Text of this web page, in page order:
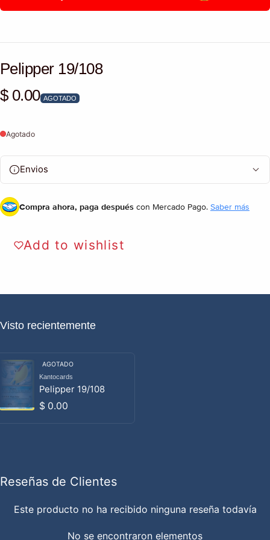
Pelipper 19/108
Precio habitual
$ 0.00 AGOTADO
Agotado
Envios
Compra ahora, paga después con Mercado Pago. Saber más
Add to wishlist
Visto recientemente
AGOTADO
Proveedor:
Kantocards
Pelipper 19/108
Precio habitual
$ 0.00
Reseñas de Clientes
Este producto no ha recibido ninguna reseña todavía
No se encontraron elementos